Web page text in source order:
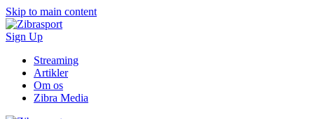
Skip to main content
Sign Up
Streaming
Artikler
Om os
Zibra Media